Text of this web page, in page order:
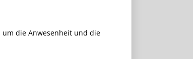
die Anwesenheit und die